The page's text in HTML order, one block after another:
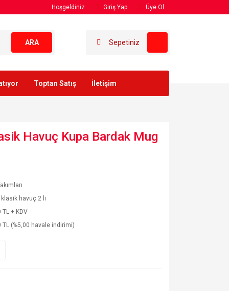
Hoşgeldiniz Giriş Yap Üye Ol
ARA Sepetiniz
Toptan Satış İletişim
Havuç Kupa Bardak Mug
klasik havuç 2 li
TL + KDV
TL (%5,00 havale indirimi)